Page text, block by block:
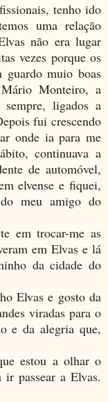
tenho ido
uma relação
não era lugar
vezes porque os
guardo muio boas
Monteiro, a
ligados a
fui crescendo
onde ia para me
continuava a
de automóvel,
elvense e fiquei,
meu amigo do
em trocar-me as
em Elvas e lá
da cidade do
Elvas e gosto da
viradas para o
e da alegria que,
estou a olhar o
passear a Elvas.